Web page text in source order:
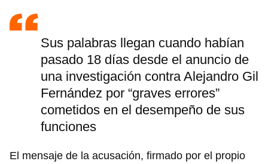
Sus palabras llegan cuando habían
pasado 18 días desde el anuncio de
una investigación contra Alejandro Gil
Fernández por “graves errores”
cometidos en el desempeño de sus
funciones
El mensaje de la acusación, firmado por el propio